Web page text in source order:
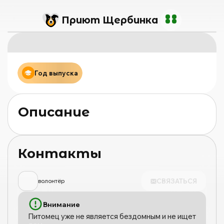
Приют Щербинка
Описание
Контакты
волонтёр СВЯЗАТЬСЯ
Внимание
Питомец уже не является бездомным и не ищет
Год выпуска